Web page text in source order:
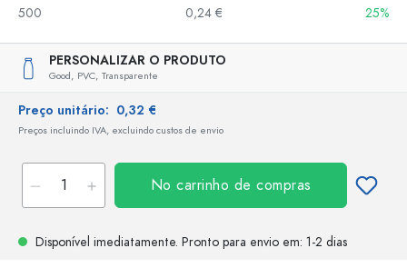
500
0,24 € 25%
PERSONALIZAR O PRODUTO
Good, PVC, Transparente
Preço unitário: 0,32 €
Preços incluindo IVA, excluindo custos de envio
No carrinho de compras
Disponível imediatamente. Pronto para envio em: 1-2 dias